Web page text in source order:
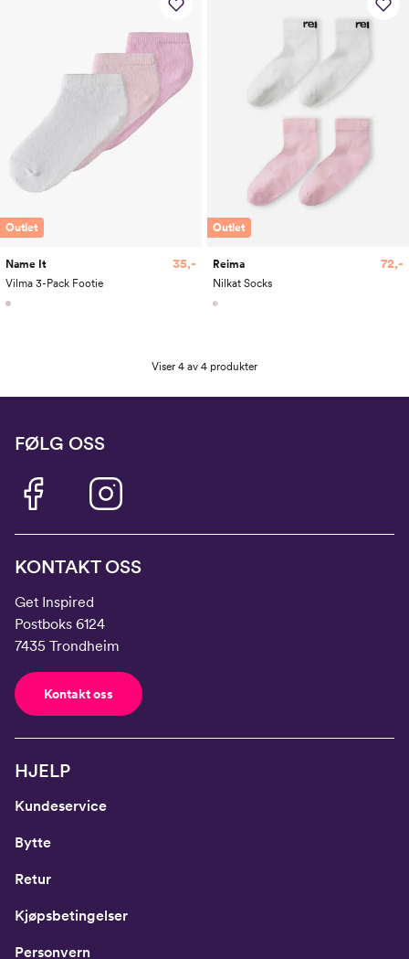
Outlet
Name It
Vilma 3-Pack Footie
35,-
Outlet
Reima
Nilkat Socks
72,-
Viser 4 av 4 produkter
FØLG OSS
KONTAKT OSS
Get Inspired
Postboks 6124
7435 Trondheim
Kontakt oss
HJELP
Kundeservice
Bytte
Retur
Kjøpsbetingelser
Personvern